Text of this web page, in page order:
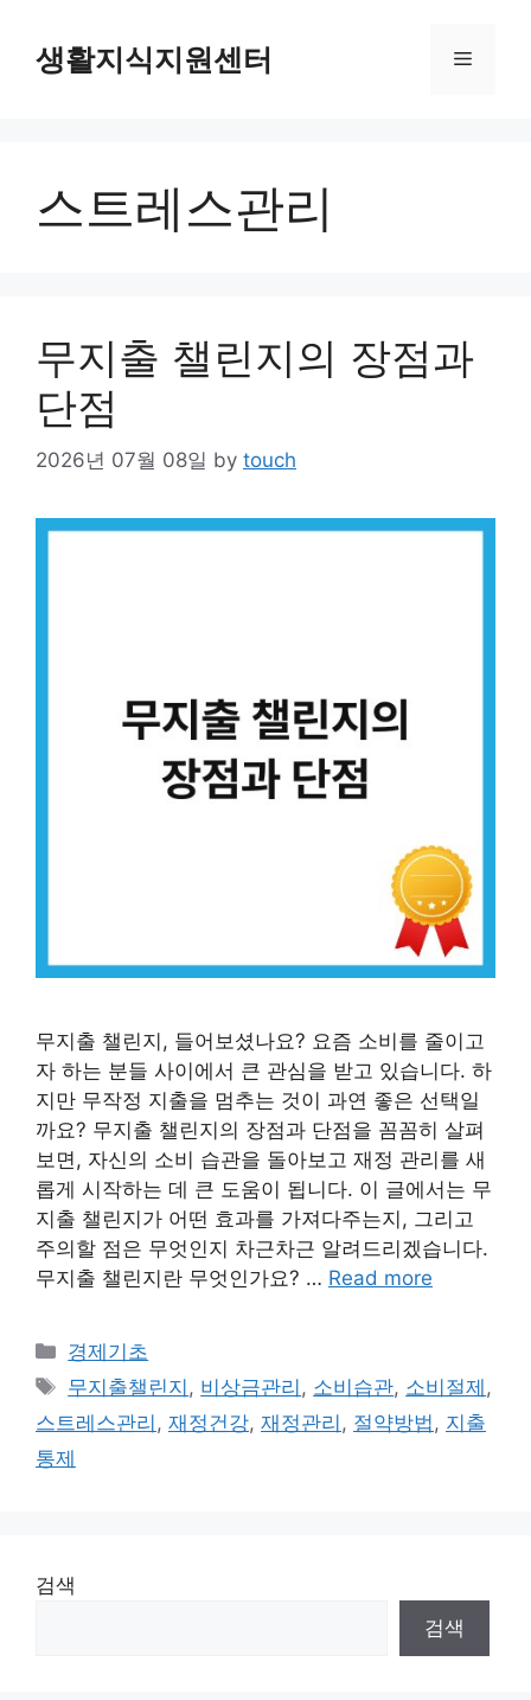
content생활지식지원센터 Menu
스트레스관리
무지출 챌린지의 장점과
단점
2026년 07월 08일 by touch
무지출 챌린지, 들어보셨나요? 요즘 소비를 줄이고
자 하는 분들 사이에서 큰 관심을 받고 있습니다. 하
지만 무작정 지출을 멈추는 것이 과연 좋은 선택일
까요? 무지출 챌린지의 장점과 단점을 꼼꼼히 살펴
보면, 자신의 소비 습관을 돌아보고 재정 관리를 새
롭게 시작하는 데 큰 도움이 됩니다. 이 글에서는 무
지출 챌린지가 어떤 효과를 가져다주는지, 그리고
주의할 점은 무엇인지 차근차근 알려드리겠습니다.
무지출 챌린지란 무엇인가요? … Read more
Categories
경제기초
Tags
무지출챌린지 , 비상금관리 , 소비습관, 소비절제 ,
스트레스관리 , 재정건강, 재정관리 , 절약방법 , 지출
통제
검색
검색